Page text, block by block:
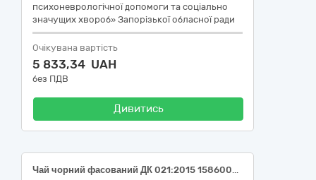
психоневрологічної допомоги та соціально
значущих хвороб» Запорізької обласної ради
Очікувана вартість
5 833,34 UAH
без ПДВ
Дивитись
Чай чорний фасований ДК 021:2015 15860000-4 Кава, чай та супутня продукція